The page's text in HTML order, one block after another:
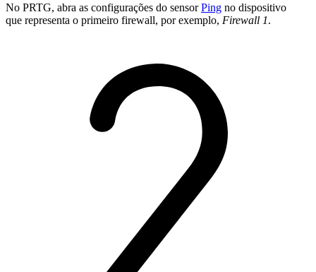
No PRTG, abra as configurações do sensorPing no dispositivo
que representa o primeiro firewall, por exemplo, Firewall 1.